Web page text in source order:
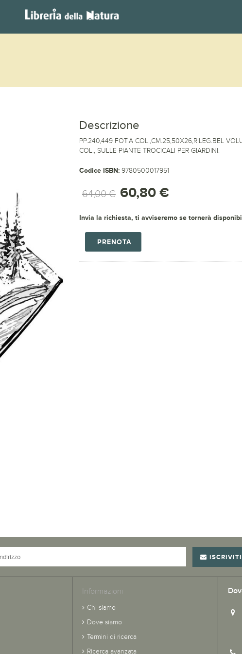
Descrizione
PP.240,449 FOT.A COL.,CM.25,50X26,RILEG.BEL
COL., SULLE PIANTE TROCICALI PER GIARDINI.
Codice ISBN: 9780500017951
64,00 € 60,80 €
Invia la richiesta, ti avviseremo se tornerà
PRENOTA
ISCRIVITI
Informazioni
Chi siamo
Dove siamo
Termini di ricerca
Ricerca avanzata